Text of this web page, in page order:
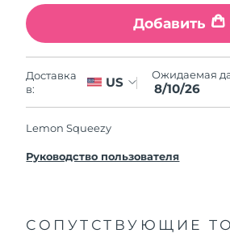
Добавить
Доставка
в:
US Ожидаемая
8/10/26
Lemon Squeezy
Руководство пользователя
СОПУТСТВУЮЩИЕ